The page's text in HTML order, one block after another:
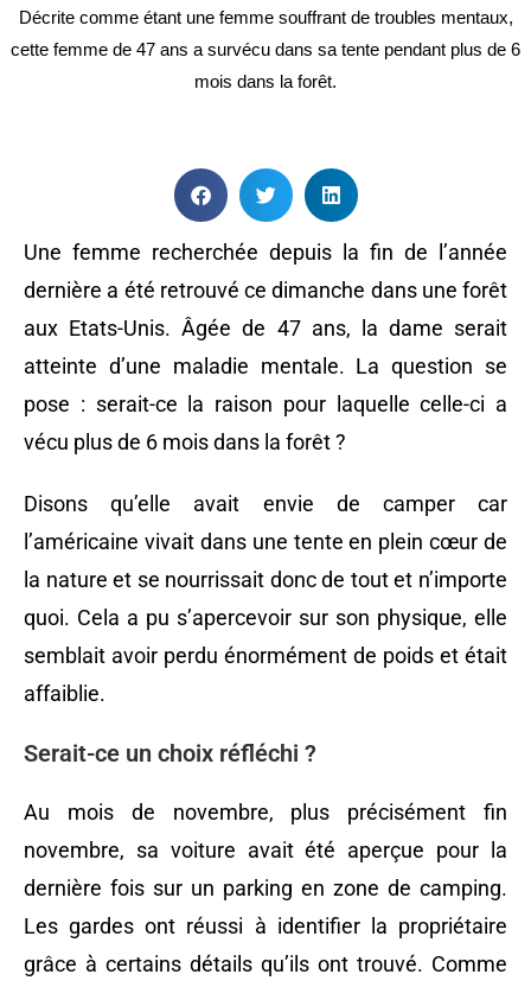
Décrite comme étant une femme souffrant de troubles mentaux,
cette femme de 47 ans a survécu dans sa tente pendant plus de 6
mois dans la forêt.
Une femme recherchée depuis la fin de l’année
dernière a été retrouvé ce dimanche dans une forêt
aux Etats-Unis. Âgée de 47 ans, la dame serait
atteinte d’une maladie mentale. La question se
pose : serait-ce la raison pour laquelle celle-ci a
vécu plus de 6 mois dans la forêt ?
Disons qu’elle avait envie de camper car
l’américaine vivait dans une tente en plein cœur de
la nature et se nourrissait donc de tout et n’importe
quoi. Cela a pu s’apercevoir sur son physique, elle
semblait avoir perdu énormément de poids et était
affaiblie.
Serait-ce un choix réfléchi ?
Au mois de novembre, plus précisément fin
novembre, sa voiture avait été aperçue pour la
dernière fois sur un parking en zone de camping.
Les gardes ont réussi à identifier la propriétaire
grâce à certains détails qu’ils ont trouvé. Comme